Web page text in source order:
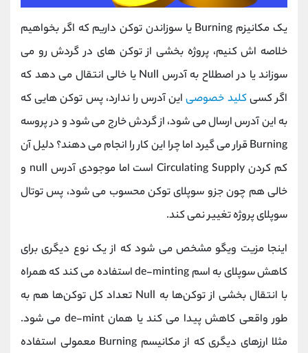
یک مکانیزم Burning یا سوزاندن توکن داریم که اگر بخواهیم
خلاصه اش کنیم، پروژه بخشی از توکن‌ های در گردش رو می
سوزاند یا در اصطلاح به آدرس Null یا خالی انتقال می دهد که
اگر کسیکلید خصوصیاین آدرس را ندارد، پس توکن هایی که
به این آدرس ارسال می شود، از گردش خارج می شود و در پروسه
Burning قرار می گیرد اما چرا این کار را انجام می دهند؟ دلیل آن
کم کردن Circulating Supply است اما موجودی آدرس null و
خالی هم چون جزو سوپلای توکن محسوب می شود، پس توتال
سوپلای پروژه تغییر نمی کند.
اینجا مزیت ویگو مشخص می شود که از یک نوع دیگری برای
کاهش سوپلای به اسم de-minting استفاده می کند که همراه
با انتقال بخشی از توکن‌ها به Null تعداد کل توکن‌ها هم به
طور واقعی کاهش پیدا می‌ کند یا همان de-mint می شود.
مثلا ارزهای دیگری که از مکانیسم Burning معمولی استفاده